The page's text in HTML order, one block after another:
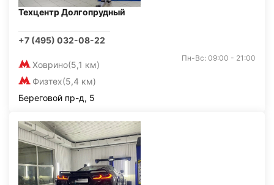
Техцентр Долгопрудный
+7 (495) 032-08-22
Ховрино(5,1 км)
Физтех(5,4 км)
Пн-Вс: 09:00 - 21:00
Береговой пр-д, 5